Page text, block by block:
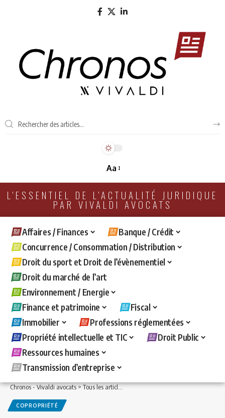
Aa
L'ESSENTIEL DE L'ACTUALITÉ JURIDIQUE
PAR VIVALDI AVOCATS
Affaires / Finances
Banque / Crédit
Concurrence / Consommation / Distribution
Droit du sport et Droit de l’évènementiel
Droit du marché de l’art
Environnement / Energie
Finance et patrimoine
Fiscal
Immobilier
Professions réglementées
Propriété intellectuelle et TIC
Droit Public
Ressources humaines
Transmission d’entreprise
Chronos - Vivaldi avocats>Tous les articles >Immobilier>Copropriété>Un lot
COPROPRIÉTÉ